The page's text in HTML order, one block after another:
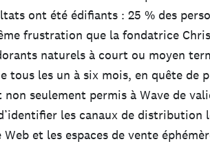
ont été édifiants : 25 % des
frustration que la fondatrice
naturels à court ou moyen
tous les un à six mois, en quête de
seulement permis à Wave de
les canaux de distribution
et les espaces de vente